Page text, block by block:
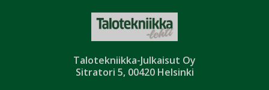
Talotekniikka-Julkaisut Oy
Sitratori 5, 00420 Helsinki